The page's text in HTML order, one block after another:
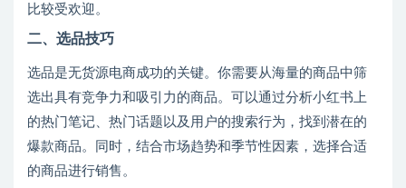
比较受欢迎。
二、选品技巧
选品是无货源电商成功的关键。你需要从海量的商品中筛
选出具有竞争力和吸引力的商品。可以通过分析小红书上
的热门笔记、热门话题以及用户的搜索行为，找到潜在的
爆款商品。同时，结合市场趋势和季节性因素，选择合适
的商品进行销售。